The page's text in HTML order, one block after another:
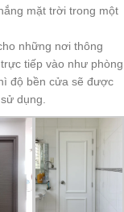
mặt trời trong một
những nơi thông
tiếp vào như phòng
độ bền cửa sẽ được
dụng.